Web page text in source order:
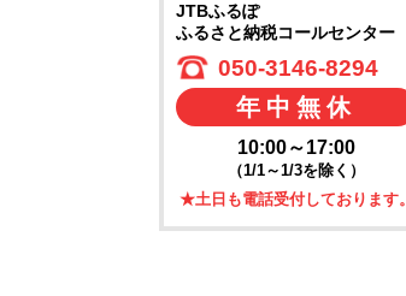
JTBふるぽ
ふるさと納税コールセンター
050-3146-8294
年中無休
10:00～17:00
（1/1～1/3を除く）
★土日も電話受付しております。